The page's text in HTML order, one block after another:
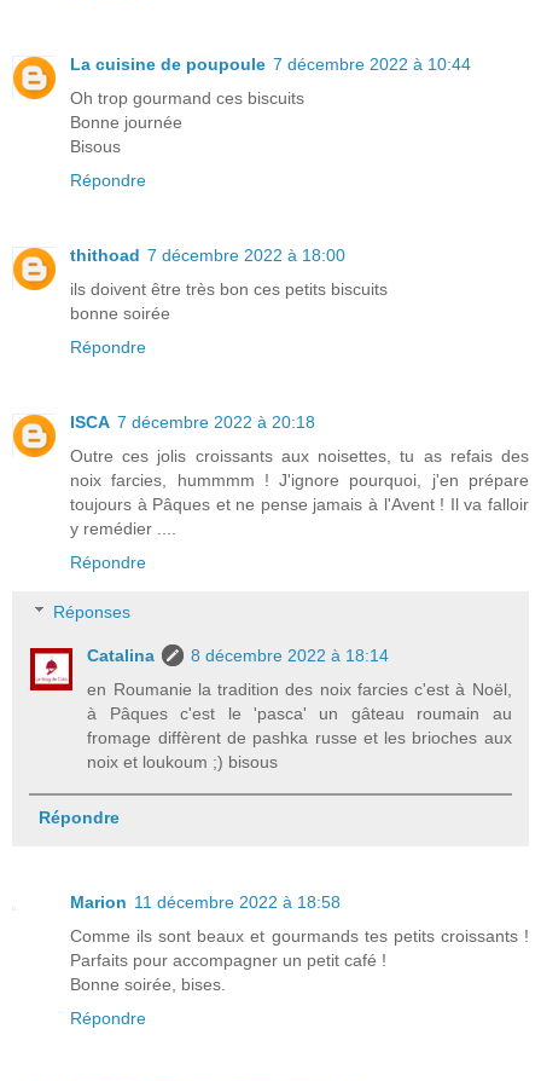
La cuisine de poupoule 7 décembre 2022 à 10:44
Oh trop gourmand ces biscuits
Bonne journée
Bisous
Répondre
thithoad 7 décembre 2022 à 18:00
ils doivent être très bon ces petits biscuits
bonne soirée
Répondre
ISCA 7 décembre 2022 à 20:18
Outre ces jolis croissants aux noisettes, tu as refais des
noix farcies, hummmm ! J'ignore pourquoi, j'en prépare
toujours à Pâques et ne pense jamais à l'Avent ! Il va falloir
y remédier ....
Répondre
Réponses
Catalina
8 décembre 2022 à 18:14
en Roumanie la tradition des noix farcies c'est à Noël,
à Pâques c'est le 'pasca' un gâteau roumain au
fromage diffèrent de pashka russe et les brioches aux
noix et loukoum ;) bisous
Répondre
Marion 11 décembre 2022 à 18:58
Comme ils sont beaux et gourmands tes petits croissants !
Parfaits pour accompagner un petit café !
Bonne soirée, bises.
Répondre